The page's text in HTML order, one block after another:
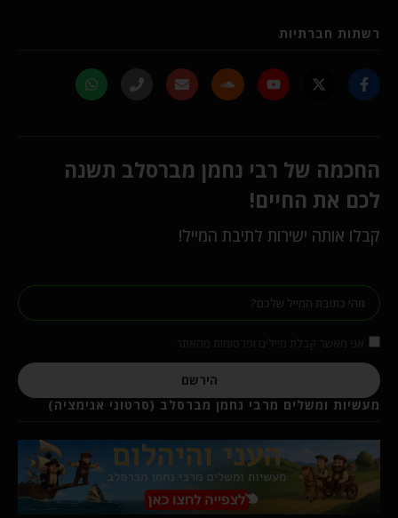
רשתות חברתיות
החכמה של רבי נחמן מברסלב תשנה
לכם את החיים!
קבלו אותה ישירות לתיבת המייל!
הירשם
מעשיות ומשלים מרבי נחמן מברסלב (סרטוני אנימציה)